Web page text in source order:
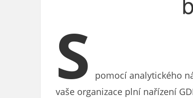
S
pomocí analytického
vaše organizace plní nařízení